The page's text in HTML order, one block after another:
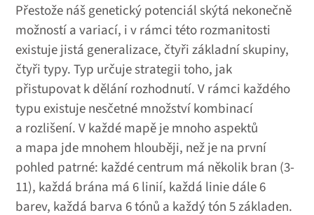
Přestože náš genetický potenciál skýtá nekonečně
možností a variací, i v rámci této rozmanitosti
existuje jistá generalizace, čtyři základní skupiny,
čtyři typy. Typ určuje strategii toho, jak
přistupovat k dělání rozhodnutí. V rámci každého
typu existuje nesčetné množství kombinací
a rozlišení. V každé mapě je mnoho aspektů
a mapa jde mnohem hlouběji, než je na první
pohled patrné: každé centrum má několik bran (3-
11), každá brána má 6 linií, každá linie dále 6
barev, každá barva 6 tónů a každý tón 5 základen.